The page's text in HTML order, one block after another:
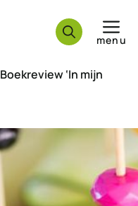
menu
Boekreview ‘In mijn